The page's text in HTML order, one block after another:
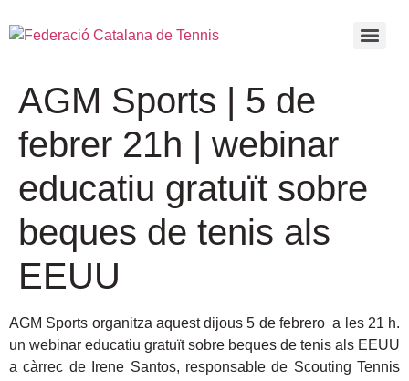
AGM Sports | 5 de
febrer 21h | webinar
educatiu gratuït sobre
beques de tenis als
EEUU
AGM Sports organitza aquest dijous 5 de febrero a les 21 h.
un webinar educatiu gratuït sobre beques de tenis als EEUU
a càrrec de Irene Santos, responsable de Scouting Tennis